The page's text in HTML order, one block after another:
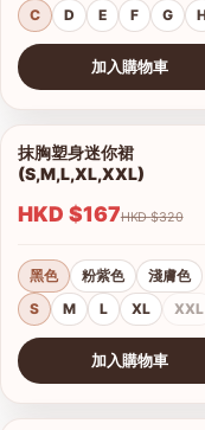
C
D E F G
加入購物車
查看圖片
抹胸塑身迷你裙
(S,M,L,XL,XXL)
HKD $167 HKD $320
黑色 粉紫色
淺膚色
S
M L XL XXL
加入購物車
查看圖片